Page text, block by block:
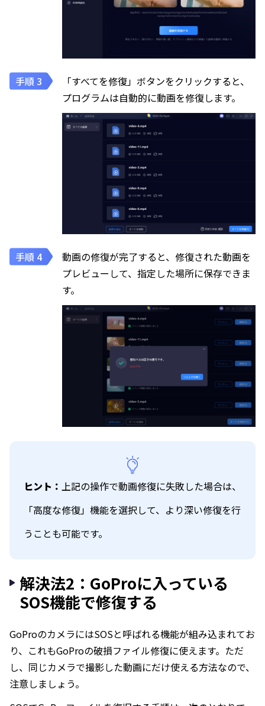
「すべてを修復」ボタンをクリックすると、
プログラムは自動的に動画を修復します。
動画の修復が完了すると、修復された動画を
プレビューして、指定した場所に保存できま
す。
ヒント： 上記の操作で動画修復に失敗した場合は、
「高度な修復」機能を選択して、より深い修復を行
うことも可能です。
解決法2：GoProに入っている
SOS機能で修復する
GoProのカメラにはSOSと呼ばれる機能が組み込まれてお
り、これもGoProの破損ファイル修復に使えます。ただ
し、同じカメラで撮影した動画にだけ使える方法なので、
注意しましょう。